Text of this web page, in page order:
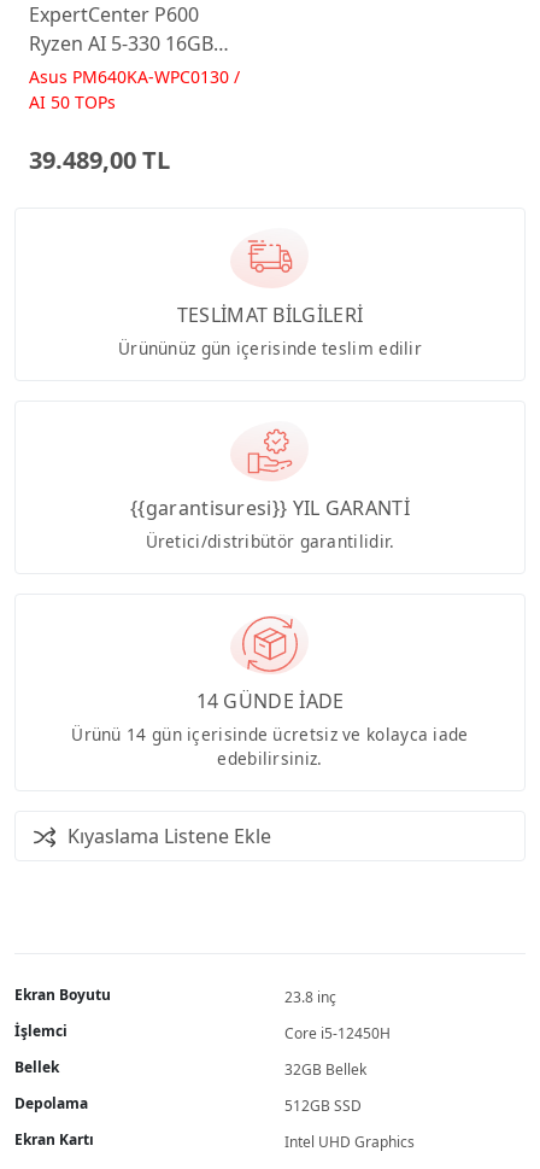
ExpertCenter P600
Ryzen AI 5-330 16GB
512GB 23.8 FreeDos
Beyaz AI-Powered AIO
Asus PM640KA-WPC0130 /
AI 50 TOPs
39.489,00 TL
TESLİMAT BİLGİLERİ
Ürününüz gün içerisinde teslim edilir
{{garantisuresi}} YIL GARANTİ
Üretici/distribütör garantilidir.
14 GÜNDE İADE
Ürünü 14 gün içerisinde ücretsiz ve kolayca iade
edebilirsiniz.
Kıyaslama Listene Ekle
Ekran Boyutu
23.8 inç
İşlemci
Core i5-12450H
Bellek
32GB Bellek
Depolama
512GB SSD
Ekran Kartı
Intel UHD Graphics